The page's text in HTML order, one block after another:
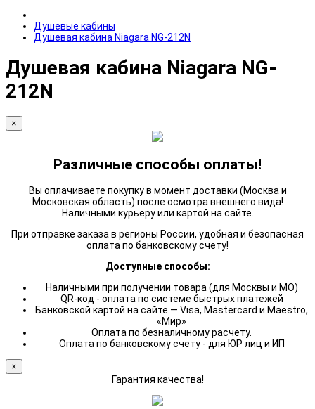
Душевые кабины
Душевая кабина Niagara NG-212N
Душевая кабина Niagara NG-
212N
×
Различные способы оплаты!
Вы оплачиваете покупку в момент доставки (Москва и
Московская область) после осмотра внешнего вида!
Наличными курьеру или картой на сайте.
При отправке заказа в регионы России, удобная и безопасная
оплата по банковскому счету!
Доступные способы:
Наличными при получении товара (для Москвы и МО)
QR-код - оплата по системе быстрых платежей
Банковской картой на сайте — Visa, Mastercard и Maestro,
«Мир»
Оплата по безналичному расчету.
Оплата по банковскому счету - для ЮР лиц и ИП
×
Гарантия качества!